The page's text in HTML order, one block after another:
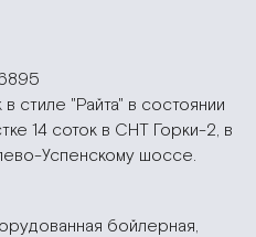
стиле "Райта" в состоянии
14 соток в СНТ Горки-2, в
Успенскому шоссе.
бойлерная,